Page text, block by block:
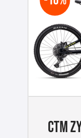
CTM